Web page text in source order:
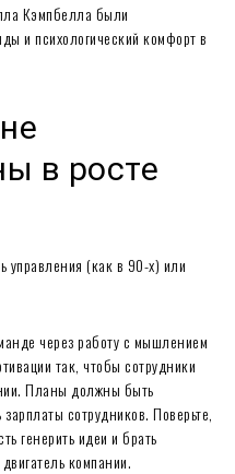
Кэмпбелла были
и психологический комфорт в
в росте
управления (как в 90-х) или
через работу с мышлением
так, чтобы сотрудники
Планы должны быть
сотрудников. Поверьте,
генерить идеи и брать
компании.